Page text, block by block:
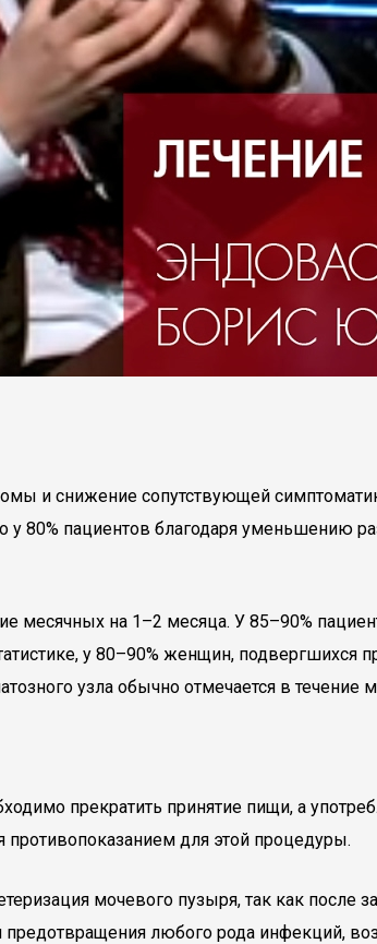
и снижение сопутствующей
пациентов благодаря уменьшению
месячных на 1–2 месяца. У 85–90%
у 80–90% женщин,
узла обычно отмечается в течение
прекратить принятие пищи, а
противопоказанием для этой процедуры.
мочевого пузыря, так как
предотвращения любого рода инфекций,